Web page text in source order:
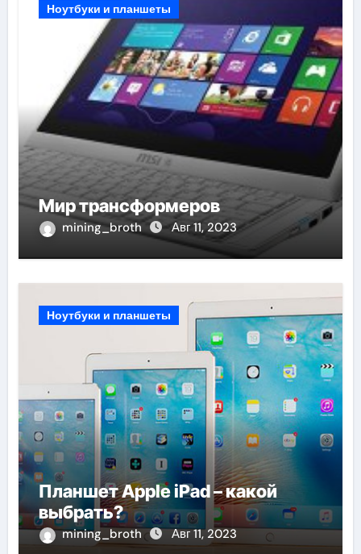
Ноутбуки и планшеты
Мир трансформеров
mining_broth Авг 11, 2023
Ноутбуки и планшеты
Планшет Apple iPad – какой
выбрать?
mining_broth Авг 11, 2023